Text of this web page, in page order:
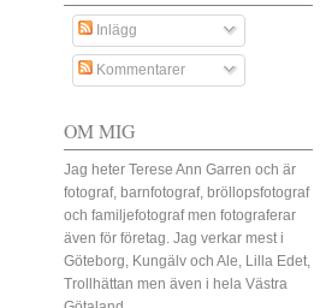
Inlägg
Kommentarer
OM MIG
Jag heter Terese Ann Garren och är
fotograf, barnfotograf, bröllopsfotograf
och familjefotograf men fotograferar
även för företag. Jag verkar mest i
Göteborg, Kungälv och Ale, Lilla Edet,
Trollhättan men även i hela Västra